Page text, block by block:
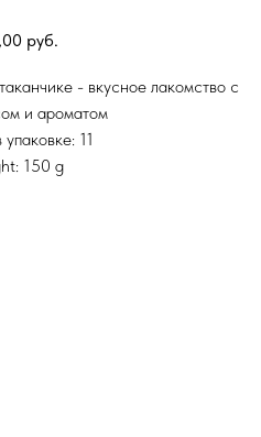
руб.
- вкусное лакомство с
и ароматом
11
150 g